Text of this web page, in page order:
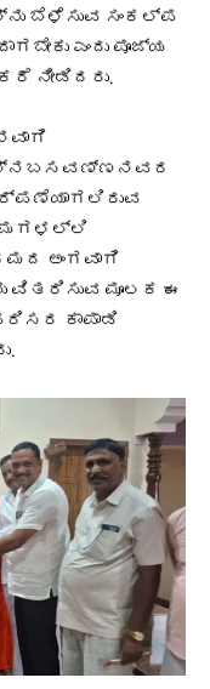
ಬೆಳೆಸುವ ಸಂಕಲ್ಪ
ಎಂದು ಪೂಜ್ಯ
ನೀಡಿದರು.
ಅಂಗವಾಗಿ
ಮೂಲಕ ಈ
ಕಾಪಾಡಿ